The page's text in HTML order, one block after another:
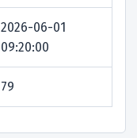
2026-06-01
09:20:00
79